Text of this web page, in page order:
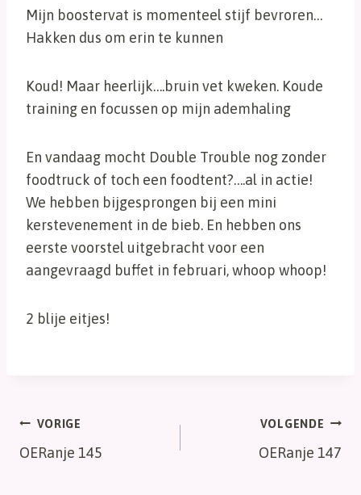
Mijn boostervat is momenteel stijf bevroren…
Hakken dus om erin te kunnen
Koud! Maar heerlijk….bruin vet kweken. Koude
training en focussen op mijn ademhaling
En vandaag mocht Double Trouble nog zonder
foodtruck of toch een foodtent?….al in actie!
We hebben bijgesprongen bij een mini
kerstevenement in de bieb. En hebben ons
eerste voorstel uitgebracht voor een
aangevraagd buffet in februari, whoop whoop!
2 blije eitjes!
Bericht
navigatie
VORIGE
OERanje 145
VOLGENDE
OERanje 147